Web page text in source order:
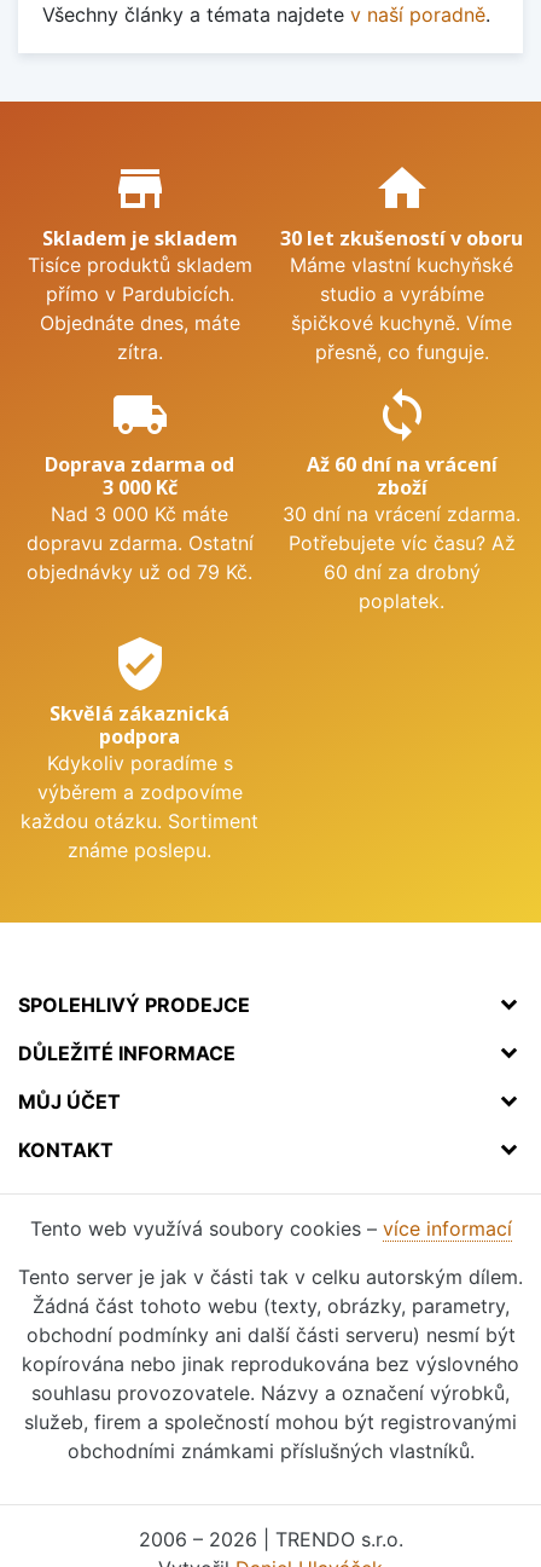
Všechny články a témata najdete v naší poradně.
Proč nakupovat u nás?
store_mall_directory
Skladem je skladem
Tisíce produktů skladem
přímo v Pardubicích.
Objednáte dnes, máte
zítra.
home
30 let zkušeností v oboru
Máme vlastní kuchyňské
studio a vyrábíme
špičkové kuchyně. Víme
přesně, co funguje.
local_shipping
Doprava zdarma od
3 000 Kč
Nad 3 000 Kč máte
dopravu zdarma. Ostatní
objednávky už od 79 Kč.
sync
Až 60 dní na vrácení
zboží
30 dní na vrácení zdarma.
Potřebujete víc času? Až
60 dní za drobný
poplatek.
verified_user
Skvělá zákaznická
podpora
Kdykoliv poradíme s
výběrem a zodpovíme
každou otázku. Sortiment
známe poslepu.
SPOLEHLIVÝ PRODEJCE
DŮLEŽITÉ INFORMACE
MŮJ ÚČET
KONTAKT
Tento web využívá soubory cookies – více informací
Tento server je jak v části tak v celku autorským dílem.
Žádná část tohoto webu (texty, obrázky, parametry,
obchodní podmínky ani další části serveru) nesmí být
kopírována nebo jinak reprodukována bez výslovného
souhlasu provozovatele. Názvy a označení výrobků,
služeb, firem a společností mohou být registrovanými
obchodními známkami příslušných vlastníků.
2006 – 2026 | TRENDO s.r.o.